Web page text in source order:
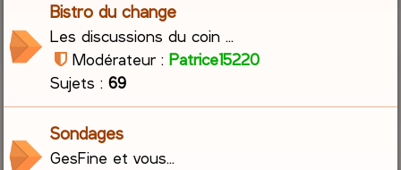
Bistro du change
Les discussions du coin ...
Modérateur : Patrice15220
Sujets :69
Sondages
GesFine et vous...